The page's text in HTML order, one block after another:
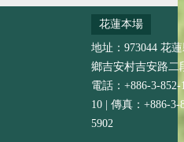
花蓮本場
地址：973044 花
鄉吉安村吉安路二
電話：+886-3-852-
10 | 傳真：+886-3-
5902